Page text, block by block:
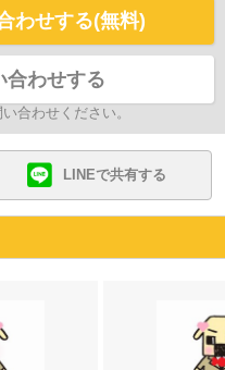
わせする(無料)
合わせする
合わせください。
LINEで共有する